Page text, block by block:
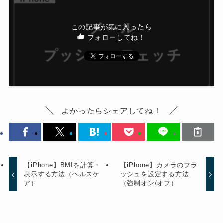
この記事が気に入ったら
フォローしてね！
よかったらシェアしてね！
【iPhone】BMIを計算・
表示する方法（ヘルスケ
ア）
【iPhone】カメラのフラ
ッシュを設定する方法
（強制オン/オフ）